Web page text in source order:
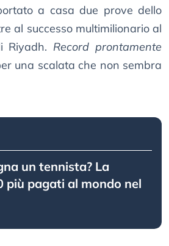
a casa due prove dello
al successo multimilionario al
Riyadh. Record prontamente
una scalata che non sembra
un tennista? La
più pagati al mondo nel